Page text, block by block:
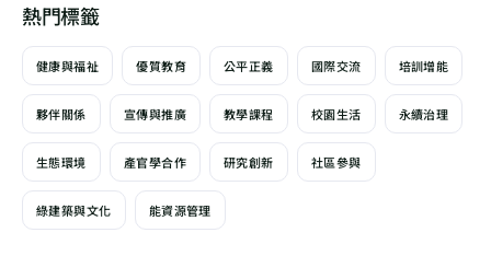
熱門標籤
健康與福祉 優質教育 公平正義 國際交流 培訓增能
夥伴關係 宣傳與推廣 教學課程 校園生活 永續治理
生態環境 產官學合作 研究創新 社區參與
綠建築與文化 能資源管理